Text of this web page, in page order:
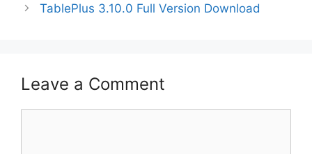
TablePlus 3.10.0 Full Version Download
Leave a Comment